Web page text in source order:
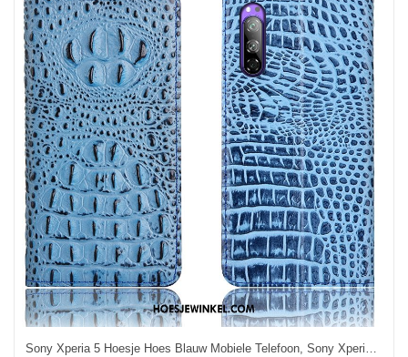
Sony Xperia 5 Hoesje Hoes Blauw Mobiele Telefoon, Sony Xperia 5 Hoesje Bescherming Folio